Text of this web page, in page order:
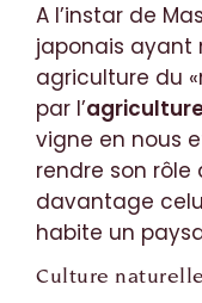
A l’instar de
japonais ayant
agriculture du
par l’
vigne en nous
rendre son
davantage
habite un
Culture naturelle